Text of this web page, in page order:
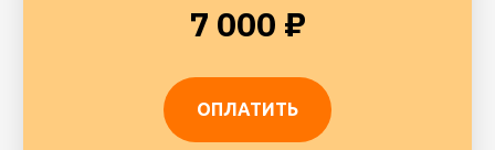
7 000 ₽
ОПЛАТИТЬ